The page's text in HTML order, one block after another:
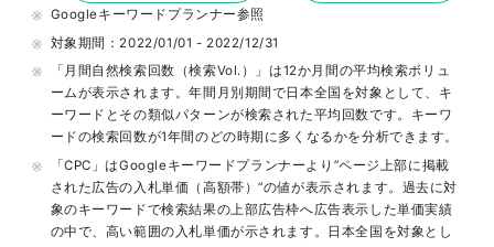
花 定期 170 251 210 210
サブスク
お花
flower 定
期 便
170 148 210 320 210 210 210 210
青山 フラ
ワー マー
ケット サ
ブスク
170 97 260 210 210 210 140 140
Googleキーワードプランナー参照
対象期間： 2022/01/01 - 2022/12/31
「月間自然検索回数（検索Vol.）」は12か月間の平均検索ボリュ
ームが表示されます。年間月別期間で日本全国を対象として、キ
ーワードとその類似パターンが検索された平均回数です。キーワ
ードの検索回数が1年間のどの時期に多くなるかを分析できます。
「CPC」はGoogleキーワードプランナーより”ページ上部に掲載
された広告の入札単価（高額帯）”の値が表示されます。過去に対
象のキーワードで検索結果の上部広告枠へ広告表示した単価実績
の中で、高い範囲の入札単価が示されます。日本全国を対象とし